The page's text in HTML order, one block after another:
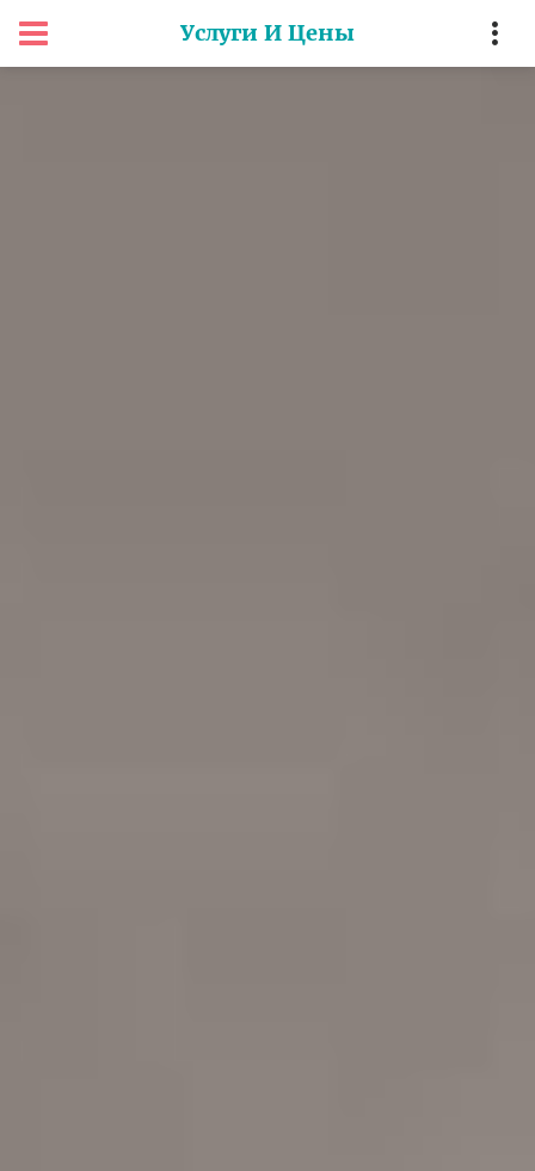
Услуги И Цены